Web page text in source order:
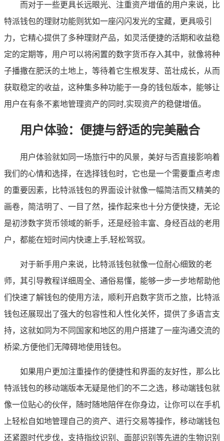
而对于一些更具长远眼光、注重资产增值的用户来说，比
特派钱包的理财功能则犹如一座闪闪发光的宝藏，更具吸引
力，它精心提供了多种理财产品，如灵活便捷的活期和收益稳
定的定期等，用户可以将闲置的数字货币存入其中，就像将种
子播撒在肥沃的土地上，等待着它生根发芽、茁壮成长，从而
获取稳定的收益，这种集多种功能于一身的钱包版本，能够让
用户在有条不紊地管理资产的同时,实现资产的稳健增值。
用户体验：便捷与舒适的完美融合
用户体验就如同一场旅行中的风景，美好与否直接影响着
我们的心情和选择，在选择钱包时，它也是一个需要重点考虑
的重要因素，比特派钱包的界面设计就像一幅简洁而又精美的
画卷，简洁明了、一目了然，操作起来也十分方便快捷，无论
是初涉数字货币领域的新手，还是经验丰富、身经百战的老用
户，都能在短时间内快速上手,轻松驾驭。
对于新手用户来说，比特派钱包就像一位耐心细致的老
师，其引导教程详细周全、通俗易懂，能够一步一步地帮助他
们快速了解钱包的使用方法，顺利开启数字货币之旅，比特派
钱包还展现出了强大的包容性和人性化关怀，提供了多语言支
持，这就如同为不同国家和地区的用户搭建了一座沟通交流的
桥梁,方便他们无障碍地使用钱包。
如果用户更加注重操作的便捷性和界面的友好性，那么比
特派钱包的移动端版本无疑是他们的不二之选，移动端钱包就
像一位贴心的伙伴，随时随地陪伴在你身边，让你可以在手机
上轻松自如地管理自己的资产、进行交易等操作，移动端钱包
还紧跟时代步伐，支持指纹识别、面部识别等先进的生物识别